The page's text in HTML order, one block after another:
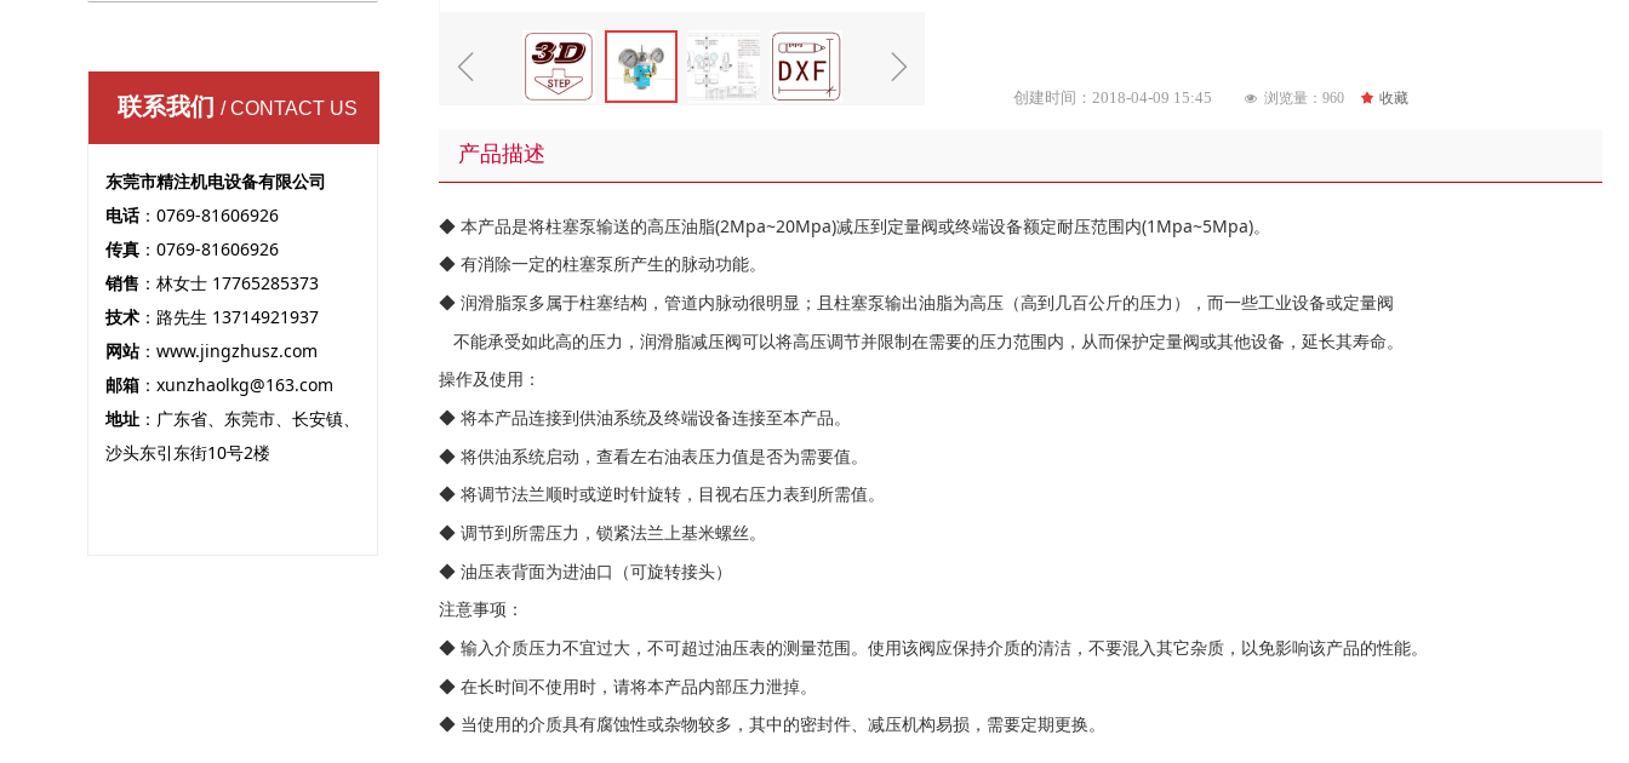
创建时间： 2018-04-09 15:45 넶 浏览量： 960 끄 收藏
ꁆ ꁇ
◆ 本产品是将柱塞泵输送的高压油脂(2Mpa~20Mpa)减压到定量阀或终端设备额定耐压范围内(1Mpa~5Mpa)。
◆ 有消除一定的柱塞泵所产生的脉动功能。
◆ 润滑脂泵多属于柱塞结构，管道内脉动很明显；且柱塞泵输出油脂为高压（高到几百公斤的压力），而一些工业设备或定量阀
不能承受如此高的压力，润滑脂减压阀可以将高压调节并限制在需要的压力范围内，从而保护定量阀或其他设备，延长其寿命。
操作及使用：
◆ 将本产品连接到供油系统及终端设备连接至本产品。
◆ 将供油系统启动，查看左右油表压力值是否为需要值。
◆ 将调节法兰顺时或逆时针旋转，目视右压力表到所需值。
◆ 调节到所需压力，锁紧法兰上基米螺丝。
◆ 油压表背面为进油口（可旋转接头）
注意事项：
◆ 输入介质压力不宜过大，不可超过油压表的测量范围。使用该阀应保持介质的清洁，不要混入其它杂质，以免影响该产品的性能。
◆ 在长时间不使用时，请将本产品内部压力泄掉。
◆ 当使用的介质具有腐蚀性或杂物较多，其中的密封件、减压机构易损，需要定期更换。
产品描述
联系我们 / CONTACT US
东莞市精注机电设备有限公司
电话：0769-81606926
传真 ：0769-81606926
销售 ：林女士 17765285373
技术 ：路先生 13714921937
网站： www.jingzhusz.com
邮箱 ：xunzhaolkg@163.com
地址 ：广东省、东莞市、长安镇、
沙头东引东街10号2楼